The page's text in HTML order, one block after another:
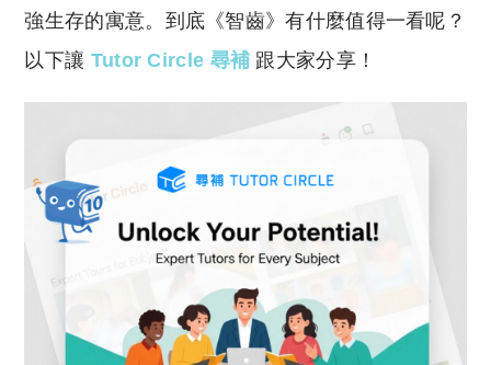
強生存的寓意。到底《智齒》有什麼值得一看呢？
以下讓 Tutor Circle 尋補 跟大家分享！